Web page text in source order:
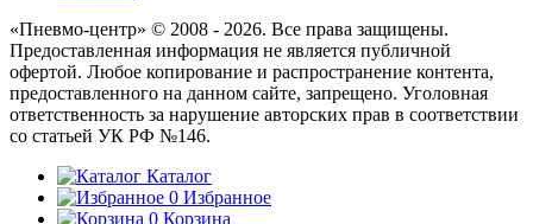
«Пневмо-центр» © 2008 - 2026. Все права защищены.
Предоставленная информация не является публичной
офертой. Любое копирование и распространение контента,
предоставленного на данном сайте, запрещено. Уголовная
ответственность за нарушение авторских прав в соответствии
со статьей УК РФ №146.
Каталог
0 Избранное
0 Корзина